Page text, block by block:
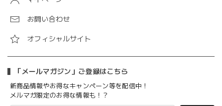
お問い合わせ
オフィシャルサイト
「メールマガジン」ご登録はこちら
新商品情報やお得なキャンペーン等を配信中！
メルマガ限定のお得な情報も！？